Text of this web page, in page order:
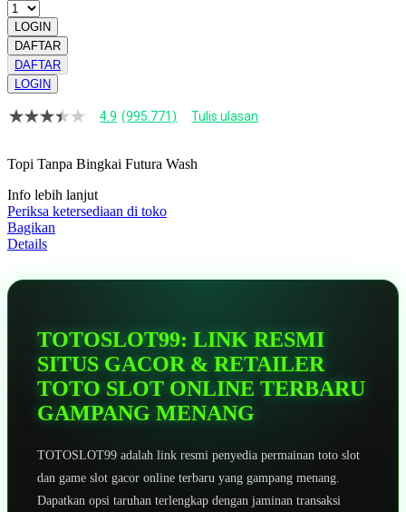
LOGIN
DAFTAR
DAFTAR
LOGIN
4.9
bintang,
rating
rata-
rata.
Read
13
Tautan
4.9 (995.771) Tulis ulasan
Topi Tanpa Bingkai Futura Wash
Info lebih lanjut
Periksa ketersediaan di toko
Bagikan
Details
TOTOSLOT99: LINK RESMI
SITUS GACOR & RETAILER
TOTO SLOT ONLINE TERBARU
GAMPANG MENANG
TOTOSLOT99 adalah link resmi penyedia permainan toto slot
dan game slot gacor online terbaru yang gampang menang.
Dapatkan opsi taruhan terlengkap dengan jaminan transaksi